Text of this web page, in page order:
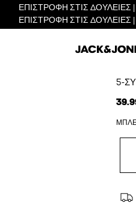
ΕΠΙΣΤΡΟΦΗ ΣΤΙΣ ΔΟΥΛΕΙΕΣ
ΕΠΙΣΤΡΟΦΗ ΣΤΙΣ ΔΟΥΛΕΙΕΣ
5-
ΜΠΛΕ